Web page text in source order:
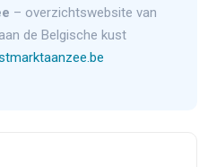
– overzichtswebsite van
de Belgische kust